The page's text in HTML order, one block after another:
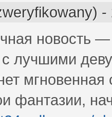
-
новость
с лучшими
фантазии,